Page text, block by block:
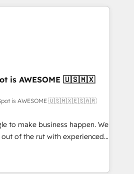
use it, build your website in
inbound marketing strategy
We are on the
Commercial Service)
been accredited by
the CCS, which means we
companies as well the
services: -
website
stronger
better
is AWESOME 🇺🇸🇲🇽
is AWESOME 🇺🇸🇲🇽🇪🇸🇦🇷
to make business happen. We
of the rut with experienced,
implementing HubSpot
CMS and Operations Hub,